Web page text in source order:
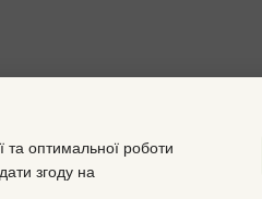
та оптимальної роботи
згоду на